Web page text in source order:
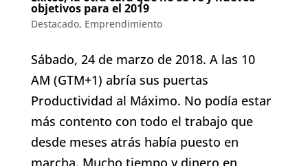
objetivos para el 2019
Destacado, Emprendimiento
Sábado, 24 de marzo de 2018. A las 10
AM (GTM+1) abría sus puertas
Productividad al Máximo. No podía estar
más contento con todo el trabajo que
desde meses atrás había puesto en
marcha. Mucho tiempo y dinero en